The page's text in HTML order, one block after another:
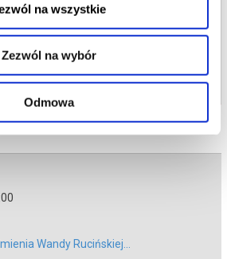
na wszystkie
Zezwól na wybór
Odmowa
zakupie.
w punktach stacjonarnych
w miejscu ich nabycia, za
dowodu zakupu.
Wandy Rucińskiej...